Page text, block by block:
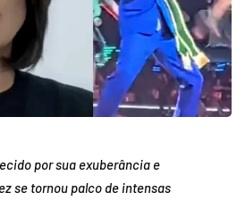
por sua exuberância e
se tornou palco de intensas